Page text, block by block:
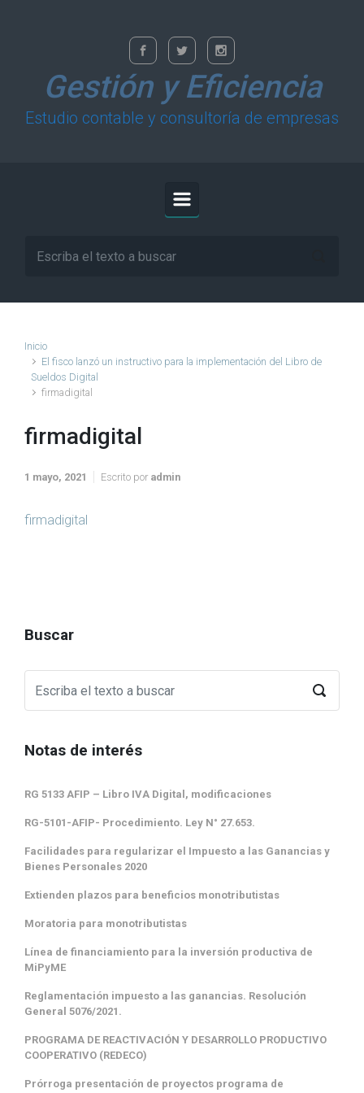
Gestión y Eficiencia
Estudio contable y consultoría de empresas
Inicio
El fisco lanzó un instructivo para la implementación del Libro de
Sueldos Digital
firmadigital
firmadigital
1 mayo, 2021 Escrito por admin
firmadigital
Buscar
Notas de interés
RG 5133 AFIP – Libro IVA Digital, modificaciones
RG-5101-AFIP- Procedimiento. Ley N° 27.653.
Facilidades para regularizar el Impuesto a las Ganancias y
Bienes Personales 2020
Extienden plazos para beneficios monotributistas
Moratoria para monotributistas
Línea de financiamiento para la inversión productiva de
MiPyME
Reglamentación impuesto a las ganancias. Resolución
General 5076/2021.
PROGRAMA DE REACTIVACIÓN Y DESARROLLO PRODUCTIVO
COOPERATIVO (REDECO)
Prórroga presentación de proyectos programa de